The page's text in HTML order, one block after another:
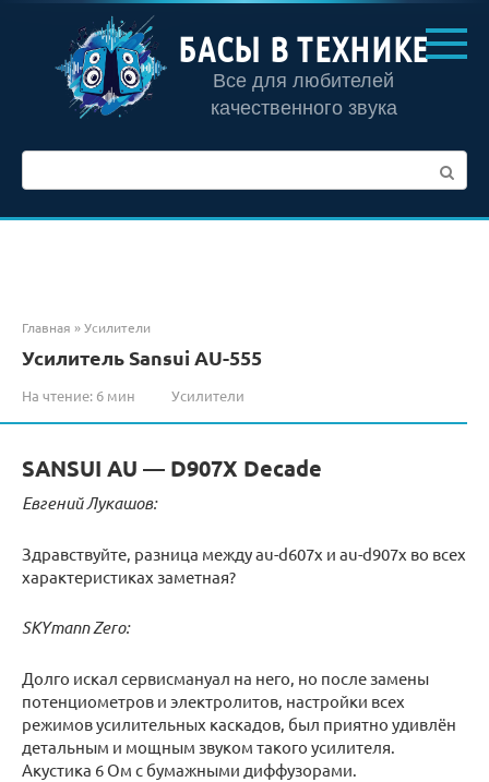
контенту
БАСЫ В ТЕХНИКЕ
Все для любителей
качественного звука
Главная »Усилители
Усилитель Sansui AU-555
На чтение: 6 мин Усилители
SANSUI AU — D907X Decade
Евгений Лукашов:
Здравствуйте, разница между au-d607x и au-d907x во всех
характеристиках заметная?
SKYmann Zero:
Долго искал сервисмануал на него, но после замены
потенциометров и электролитов, настройки всех
режимов усилительных каскадов, был приятно удивлён
детальным и мощным звуком такого усилителя.
Акустика 6 Ом с бумажными диффузорами.